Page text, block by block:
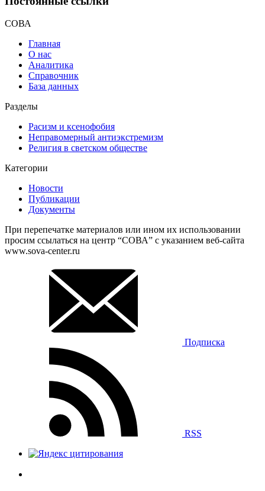
СОВА
Главная
О нас
Аналитика
Справочник
База данных
Разделы
Расизм и ксенофобия
Неправомерный антиэкстремизм
Религия в светском обществе
Категории
Новости
Публикации
Документы
При перепечатке материалов или ином их использовании
просим ссылаться на центр “СОВА” с указанием веб-сайта
www.sova-center.ru
Подписка
RSS